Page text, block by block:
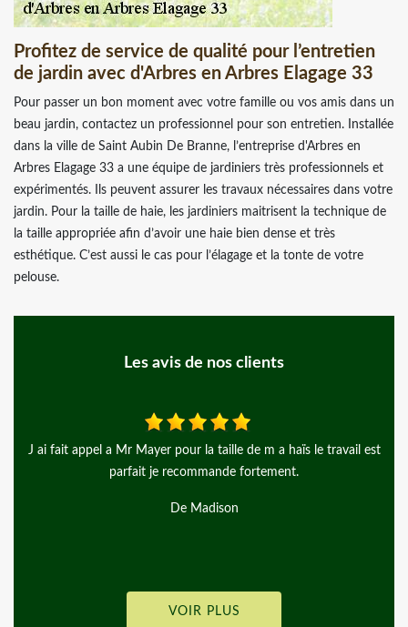
Profitez de service de qualité pour l’entretien
de jardin avec d'Arbres en Arbres Elagage 33
Pour passer un bon moment avec votre famille ou vos amis dans un
beau jardin, contactez un professionnel pour son entretien. Installée
dans la ville de Saint Aubin De Branne, l’entreprise d'Arbres en
Arbres Elagage 33 a une équipe de jardiniers très professionnels et
expérimentés. Ils peuvent assurer les travaux nécessaires dans votre
jardin. Pour la taille de haie, les jardiniers maitrisent la technique de
la taille appropriée afin d’avoir une haie bien dense et très
esthétique. C’est aussi le cas pour l’élagage et la tonte de votre
pelouse.
Les avis de nos clients
est
Travail très professionnel Excellent rapport qualité prix Je
recommande
De Murielle
VOIR PLUS